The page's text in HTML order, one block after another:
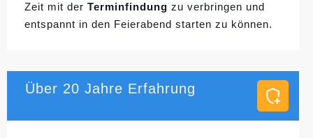
Zeit mit der Terminfindung zu verbringen und
entspannt in den Feierabend starten zu können.
Über 20 Jahre Erfahrung